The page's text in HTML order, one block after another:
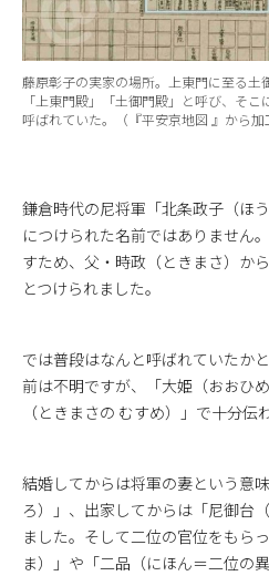
藤原彰子の実家の場所。上東門に至る土
「上東門殿」「土御門殿」と呼び、そ
呼ばれていた。（『平安京地図 』から
鎌倉時代の尼将軍「北条政子（ほ
につけられた名前ではありません
すため、父・時政（ときまさ）か
とつけられました。
では普段はなんと呼ばれていた
前は不明ですが、「大姫（おおひ
（ときまさの むすめ）」で十分伝
結婚してからは将軍の妻という意
ろ）」、出家してからは「尼御台
ました。そして二位の官位をもら
ま）」や「二品（にほん＝二位の